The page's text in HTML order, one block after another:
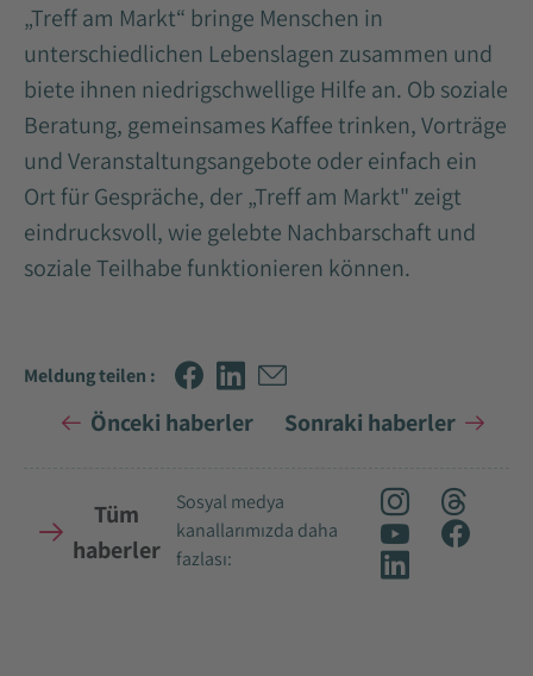
„Treff am Markt“ bringe Menschen in
unterschiedlichen Lebenslagen zusammen und
biete ihnen niedrigschwellige Hilfe an. Ob soziale
Beratung, gemeinsames Kaffee trinken, Vorträge
und Veranstaltungsangebote oder einfach ein
Ort für Gespräche, der „Treff am Markt" zeigt
eindrucksvoll, wie gelebte Nachbarschaft und
soziale Teilhabe funktionieren können.
Meldung teilen :
Önceki haberler Sonraki haberler
Tüm
haberler
Sosyal medya
kanallarımızda daha
fazlası: